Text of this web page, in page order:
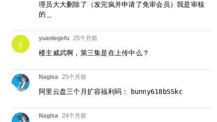
理员大大删除了（发完疯并申请了免审会员）我是审核
的＿
y
yuanlegefu 25个月前
楼主威武啊，第三集是在上传中么？
Nagisa 25个月前
阿里云盘三个月扩容福利码： bunny618bSSkc
Nagisa 24个月前